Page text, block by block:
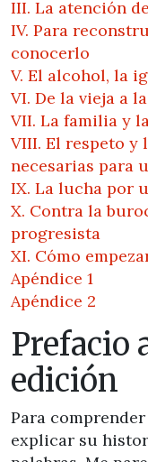
III. La atención
IV. Para
conocerlo
V. El alcohol, la
VI. De la vieja a
VII. La familia y
VIII. El respeto y
necesarias para
IX. La lucha por
X. Contra la
progresista
XI. Cómo
Apéndice 1
Apéndice 2
Prefacio
edición
Para
explicar su